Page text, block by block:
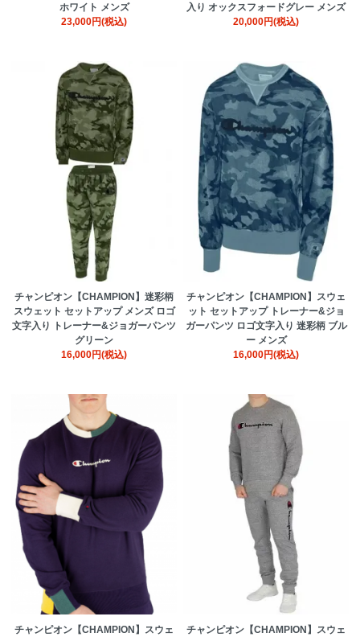
ホワイト メンズ
23,000円(税込)
入り オックスフォードグレー メンズ
20,000円(税込)
チャンピオン【CHAMPION】迷彩柄
スウェット セットアップ メンズ ロゴ
文字入り トレーナー&ジョガーパンツ
グリーン
16,000円(税込)
チャンピオン【CHAMPION】スウェ
ット セットアップ トレーナー&ジョ
ガーパンツ ロゴ文字入り 迷彩柄 ブル
ー メンズ
16,000円(税込)
チャンピオン【CHAMPION】スウェ
チャンピオン【CHAMPION】スウェ